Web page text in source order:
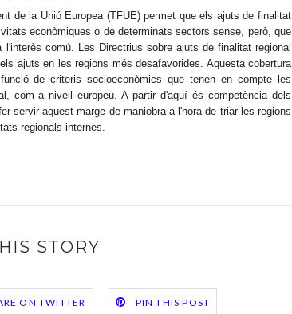
de la Unió Europea (TFUE) permet que els ajuts de finalitat
econòmiques o de determinats sectors sense, però, que
comú. Les Directrius sobre ajuts de finalitat regional
ajuts en les regions més desafavorides. Aquesta cobertura
de criteris socioeconòmics que tenen en compte les
com a nivell europeu. A partir d'aquí és competència dels
servir aquest marge de maniobra a l'hora de triar les regions
regionals internes.
STORY
ON TWITTER PIN THIS POST